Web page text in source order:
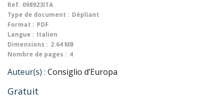
Ref. 098923ITA
Type de document : Dépliant
Format : PDF
Langue : Italien
Dimensions : 2.64 MB
Nombre de pages : 4
Auteur(s) : Consiglio d’Europa
Gratuit